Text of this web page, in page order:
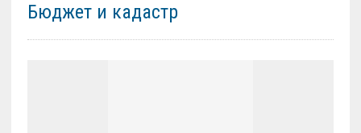
Бюджет и кадастр